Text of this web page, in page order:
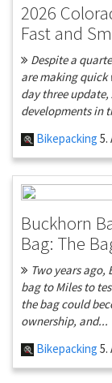
2026
Fast and
Despite a
are making quick
day three
developments in
Bikepacking 5.
Buckhorn
Bag: The
Two years
bag to Miles to
the bag could
ownership, and...
Bikepacking 5.